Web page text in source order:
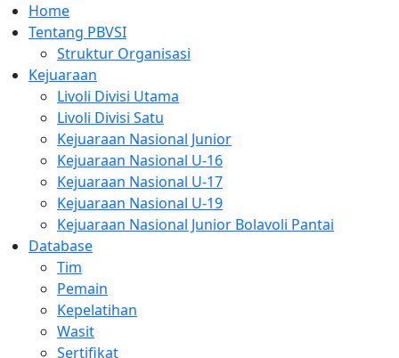
Home
Tentang PBVSI
Struktur Organisasi
Kejuaraan
Livoli Divisi Utama
Livoli Divisi Satu
Kejuaraan Nasional Junior
Kejuaraan Nasional U-16
Kejuaraan Nasional U-17
Kejuaraan Nasional U-19
Kejuaraan Nasional Junior Bolavoli Pantai
Database
Tim
Pemain
Kepelatihan
Wasit
Sertifikat